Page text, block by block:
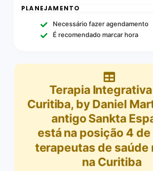
PLANEJAMENTO
Necessário fazer agendamento
É recomendado marcar hora
Terapia
Curitiba, by Daniel
antigo Sankta
está na posição 4 de
terapeutas de saúde
na Curitiba